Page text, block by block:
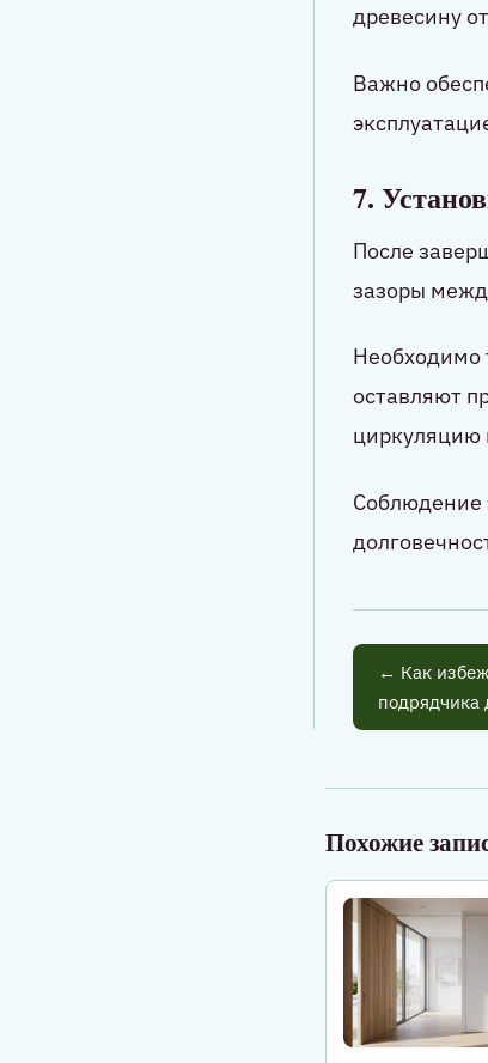
древесину
Важно
7.
После
зазоры
Необходимо
оставляют
циркуляцию
Соблюдение
← Как
подрядчика
Похожие